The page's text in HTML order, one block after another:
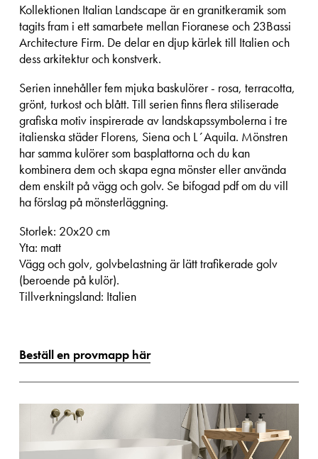
Kollektionen Italian Landscape är en granitkeramik som
tagits fram i ett samarbete mellan Fioranese och 23Bassi
Architecture Firm. De delar en djup kärlek till Italien och
dess arkitektur och konstverk.
Serien innehåller fem mjuka baskulörer - rosa, terracotta,
grönt, turkost och blått. Till serien finns flera stiliserade
grafiska motiv inspirerade av landskapssymbolerna i tre
italienska städer Florens, Siena och L´Aquila. Mönstren
har samma kulörer som basplattorna och du kan
kombinera dem och skapa egna mönster eller använda
dem enskilt på vägg och golv. Se bifogad pdf om du vill
ha förslag på mönsterläggning.
Storlek: 20x20 cm
Yta: matt
Vägg och golv, golvbelastning är lätt trafikerade golv
(beroende på kulör).
Tillverkningsland: Italien
Beställ en provmapp här